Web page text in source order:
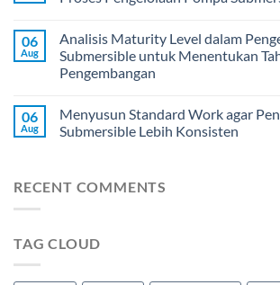
06
Aug
Analisis Maturity Level dalam
Submersible untuk Menentukan
Pengembangan
06
Aug
Menyusun Standard Work agar
Submersible Lebih Konsisten
RECENT COMMENTS
TAG CLOUD